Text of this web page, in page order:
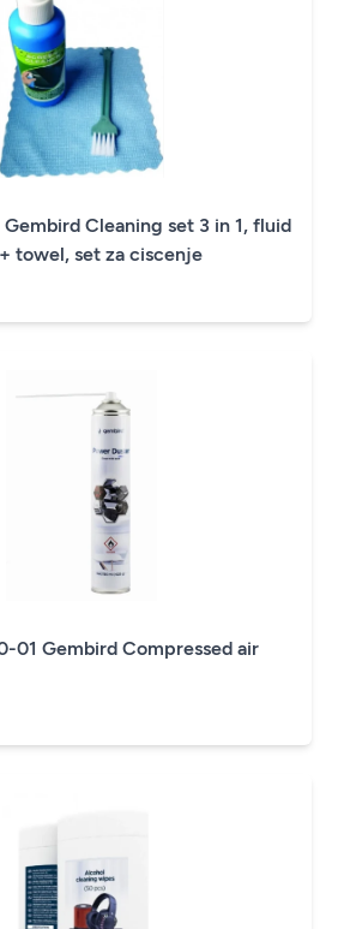
Cleaning set 3 in 1, fluid
towel, set za ciscenje
01 Gembird Compressed air